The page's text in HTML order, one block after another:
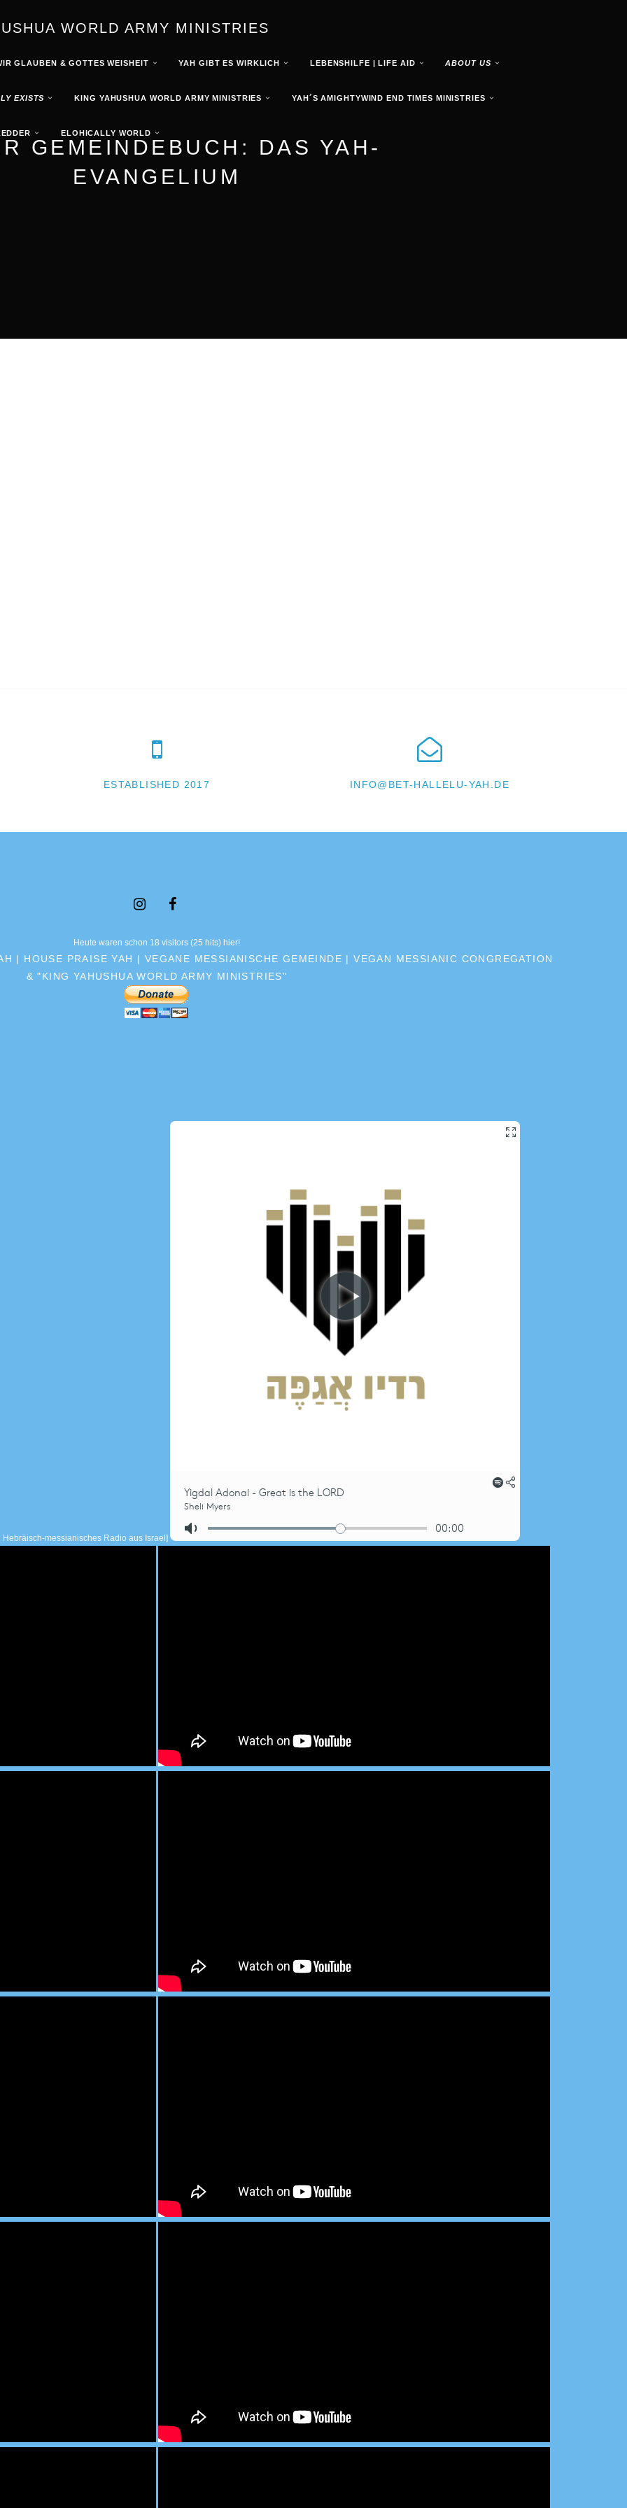
WORLD ARMY MINISTRIES
GLAUBEN & GOTTES WEISHEIT YAH GIBT ES WIRKLICH LEBENSHILFE | LIFE AID ABOUT US
EXISTS KING YAHUSHUA WORLD ARMY MINISTRIES YAH´S AMIGHTYWIND END TIMES MINISTRIES
ELOHICALLY WORLD
GEMEINDEBUCH: DAS YAH-
EVANGELIUM
ESTABLISHED 2017 INFO@BET-HALLELU-YAH.DE
Heute waren schon 18 visitors (25 hits) hier!
| HOUSE PRAISE YAH | VEGANE MESSIANISCHE GEMEINDE | VEGAN MESSIANIC CONGREGATION
& "KING YAHUSHUA WORLD ARMY MINISTRIES"
messianisches Radio aus Israel]